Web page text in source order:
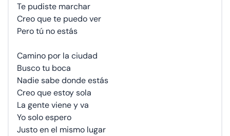
Te pudiste marchar
Creo que te puedo ver
Pero tú no estás
Camino por la ciudad
Busco tu boca
Nadie sabe donde estás
Creo que estoy sola
La gente viene y va
Yo solo espero
Justo en el mismo lugar